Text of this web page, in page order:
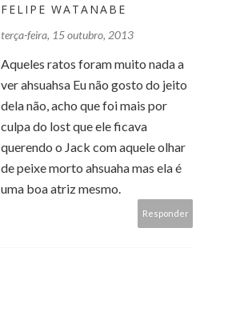
FELIPE WATANABE
terça-feira, 15 outubro, 2013
Aqueles ratos foram muito nada a
ver ahsuahsa Eu não gosto do jeito
dela não, acho que foi mais por
culpa do lost que ele ficava
querendo o Jack com aquele olhar
de peixe morto ahsuaha mas ela é
uma boa atriz mesmo.
Responder